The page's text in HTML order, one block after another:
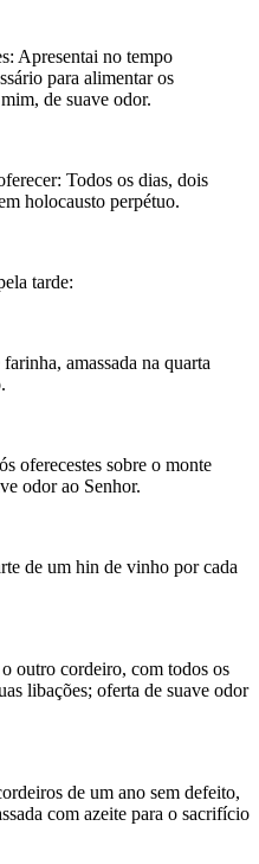
Apresentai no tempo
para alimentar os
de suave odor.
Todos os dias, dois
holocausto perpétuo.
tarde:
amassada na quarta
oferecestes sobre o monte
odor ao Senhor.
de um hin de vinho por cada
outro cordeiro, com todos os
libações; oferta de suave odor
de um ano sem defeito,
com azeite para o sacrifício